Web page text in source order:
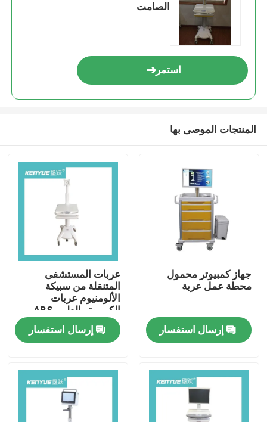
الصفحة الرئيسية
المنتجات
الصامت
استمر
المنتجات الموصى بها
جهاز كمبيوتر محمول
محطة عمل عربة
إرسال استفسار
عربات المستشفى
المتنقلة من سبيكة
الألومنيوم عربات
الكمبيوتر الطبي ABS
أبيض
إرسال استفسار